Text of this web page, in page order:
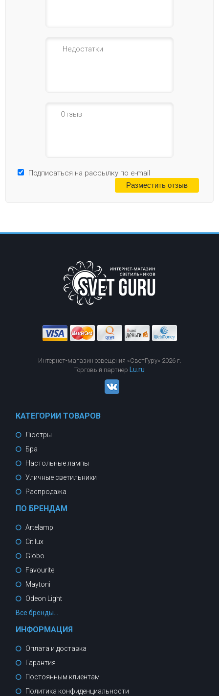
Подписаться на рассылку по e-mail
Интернет-магазин освещения «СветГуру» 2026 г.
Торговый партнер Lu.ru
КАТЕГОРИИ ТОВАРОВ
Люстры
Бра
Настольные лампы
Уличные светильники
Распродажа
ПО БРЕНДАМ
Artelamp
Citilux
Globo
Favourite
Maytoni
Odeon Light
Все бренды...
ИНФОРМАЦИЯ
Оплата и доставка
Гарантия
Постоянным клиентам
Политика конфиденциальности